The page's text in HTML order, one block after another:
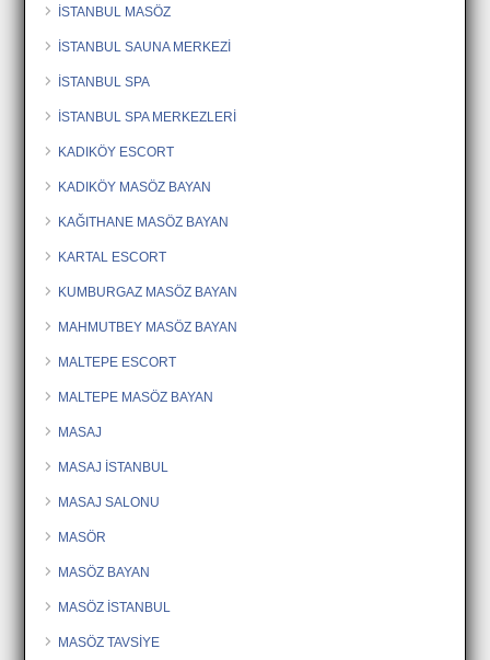
İSTANBUL MASÖZ
İSTANBUL SAUNA MERKEZİ
İSTANBUL SPA
İSTANBUL SPA MERKEZLERİ
KADIKÖY ESCORT
KADIKÖY MASÖZ BAYAN
KAĞITHANE MASÖZ BAYAN
KARTAL ESCORT
KUMBURGAZ MASÖZ BAYAN
MAHMUTBEY MASÖZ BAYAN
MALTEPE ESCORT
MALTEPE MASÖZ BAYAN
MASAJ
MASAJ İSTANBUL
MASAJ SALONU
MASÖR
MASÖZ BAYAN
MASÖZ İSTANBUL
MASÖZ TAVSİYE